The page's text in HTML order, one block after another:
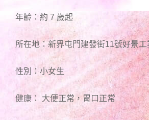
年齡：約 7 歲起
所在地：新界屯門建發街11號好景
性別：小女生
健康： 大便正常，胃口正常